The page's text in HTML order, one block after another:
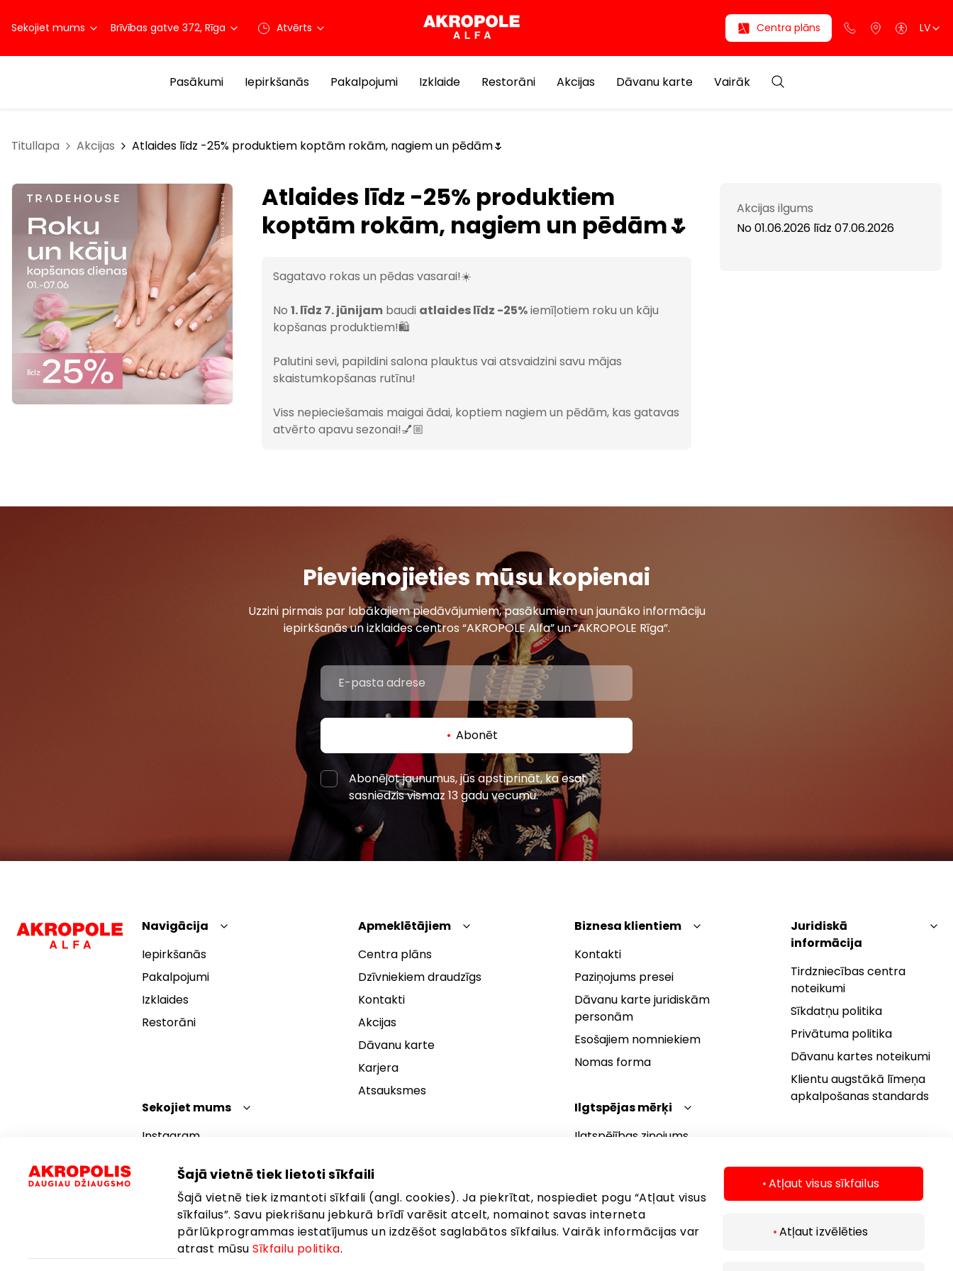
Šajā vietnē tiek lietoti sīkfaili
Šajā vietnē tiek izmantoti sīkfaili (angl. cookies). Ja piekrītat, nospiediet pogu “Atļaut visus
sīkfailus”. Savu piekrišanu jebkurā brīdī varēsit atcelt, nomainot savas interneta
pārlūkprogrammas iestatījumus un izdzēšot saglabātos sīkfailus. Vairāk informācijas var
atrast mūsu Sīkfailu politika.
Atļaut visus sīkfailus
Atļaut izvēlēties
Sekojiet mums Brīvības gatve 372, Rīga Atvērts Centra plāns LV
Pasākumi Iepirkšanās Pakalpojumi Izklaide Restorāni Akcijas Dāvanu karte Vairāk
Titullapa Akcijas Atlaides līdz -25% produktiem koptām rokām, nagiem un pēdām🌷
Atlaides līdz -25% produktiem
koptām rokām, nagiem un pēdām🌷
Sagatavo rokas un pēdas vasarai!☀️
No 1. līdz 7. jūnijam baudi atlaides līdz -25%iemīļotiem roku un kāju
kopšanas produktiem!🛍️
Palutini sevi, papildini salona plauktus vai atsvaidzini savu mājas
skaistumkopšanas rutīnu!
Viss nepieciešamais maigai ādai, koptiem nagiem un pēdām, kas gatavas
atvērto apavu sezonai!💅🏼
Akcijas ilgums
No 01.06.2026 līdz 07.06.2026
Pievienojieties mūsu kopienai
Uzzini pirmais par labākajiem piedāvājumiem, pasākumiem un jaunāko informāciju
iepirkšanās un izklaides centros “AKROPOLE Alfa” un “AKROPOLE Rīga”.
Abonēt
Abonējot jaunumus, jūs apstiprināt, ka esat
sasniedzis vismaz 13 gadu vecumu.
Navigācija
Iepirkšanās
Pakalpojumi
Izklaides
Restorāni
Apmeklētājiem
Centra plāns
Dzīvniekiem draudzīgs
Kontakti
Akcijas
Dāvanu karte
Karjera
Atsauksmes
Biznesa klientiem
Kontakti
Paziņojums presei
Dāvanu karte juridiskām
personām
Esošajiem nomniekiem
Nomas forma
Ilgtspējas mērķi
Ilgtspējības ziņojums
Juridiskā
informācija
Tirdzniecības centra
noteikumi
Sīkdatņu politika
Privātuma politika
Dāvanu kartes noteikumi
Klientu augstākā līmeņa
apkalpošanas standards
Sekojiet mums
Instagram
YouTube